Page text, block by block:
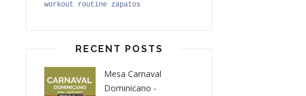
workout routine zapatos
RECENT POSTS
Mesa Carnaval
Dominicano -